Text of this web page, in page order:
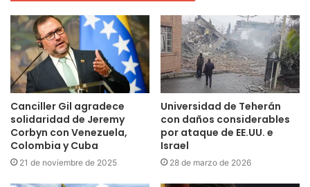
Canciller Gil agradece
solidaridad de Jeremy
Corbyn con Venezuela,
Colombia y Cuba
21 de noviembre de 2025
Universidad de Teherán
con daños considerables
por ataque de EE.UU. e
Israel
28 de marzo de 2026